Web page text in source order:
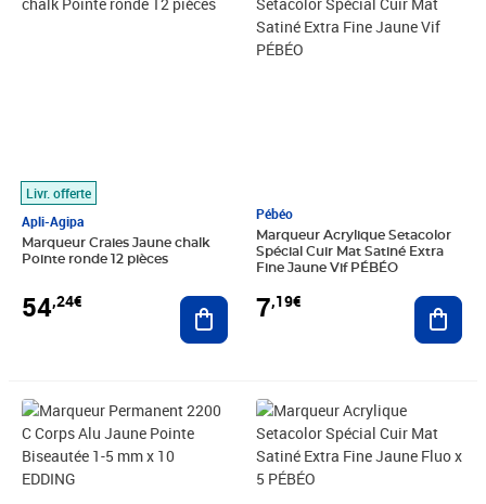
Livr. offerte
Apli-Agipa
Marqueur Craies Jaune chalk
Pointe ronde 12 pièces
54,24€ Ajouter au panier
Pébéo
Marqueur Acrylique Setacolor
Spécial Cuir Mat Satiné Extra
Fine Jaune Vif PÉBÉO
7,19€
Prix 26,18€ Prix 31,73€